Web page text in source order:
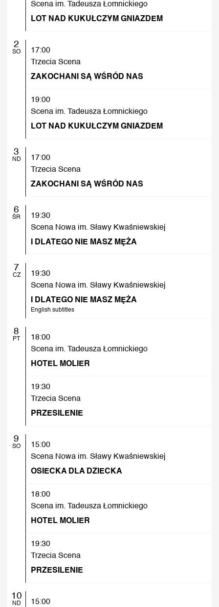
LOT NAD KUKUŁCZYM GNIAZDEM
Scena im. Tadeusza Łomnickiego
2
SO
ZAKOCHANI SĄ WŚRÓD NAS
17:00
Trzecia Scena
LOT NAD KUKUŁCZYM GNIAZDEM
19:00
Scena im. Tadeusza Łomnickiego
3
ND
ZAKOCHANI SĄ WŚRÓD NAS
17:00
Trzecia Scena
6
ŚR
I DLATEGO NIE MASZ MĘŻA
19:30
Scena Nowa im. Sławy Kwaśniewskiej
7
CZ
I DLATEGO NIE MASZ MĘŻA
English subtitles
19:30
Scena Nowa im. Sławy Kwaśniewskiej
8
PT
HOTEL MOLIER
18:00
Scena im. Tadeusza Łomnickiego
PRZESILENIE
19:30
Trzecia Scena
9
SO
OSIECKA DLA DZIECKA
15:00
Scena Nowa im. Sławy Kwaśniewskiej
HOTEL MOLIER
18:00
Scena im. Tadeusza Łomnickiego
PRZESILENIE
19:30
Trzecia Scena
10
ND
15:00